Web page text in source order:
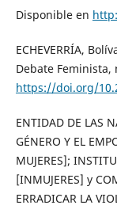
Disponible en
ECHEVERRÍA,
Debate Feminista,
https://doi.org/
ENTIDAD DE LAS
GÉNERO Y EL
MUJERES];
[INMUJERES] y
ERRADICAR LA